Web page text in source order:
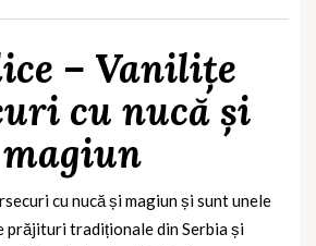
– Vanilițe
cu nucă și
magiun
cu nucă și magiun și sunt unele
prăjituri tradiționale din Serbia și